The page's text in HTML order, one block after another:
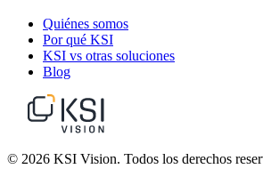
Quiénes somos
Por qué KSI
KSI vs otras soluciones
Blog
© 2026 KSI Vision. Todos los derechos